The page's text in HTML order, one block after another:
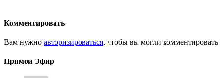
Комментировать
Вам нужно авторизироваться, чтобы вы могли комментировать
Прямой Эфир